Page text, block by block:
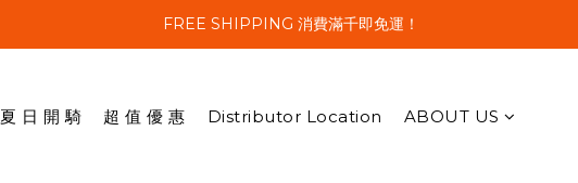
FREE SHIPPING 消費滿千即免運！
夏 日 開 騎 超 值 優 惠 Distributor Location ABOUT US